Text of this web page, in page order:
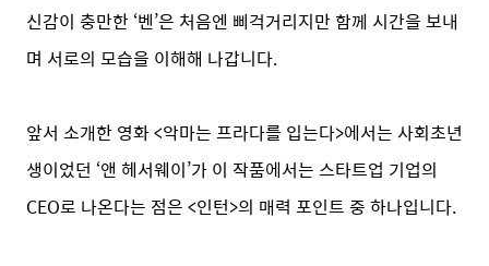
신감이 충만한 ‘벤’은 처음엔 삐걱거리지만 함께 시간을 보내
며 서로의 모습을 이해해 나갑니다.
앞서 소개한 영화 <악마는 프라다를 입는다>에서는 사회초년
생이었던 ‘앤 헤서웨이’가 이 작품에서는 스타트업 기업의
CEO로 나온다는 점은 <인턴>의 매력 포인트 중 하나입니다.